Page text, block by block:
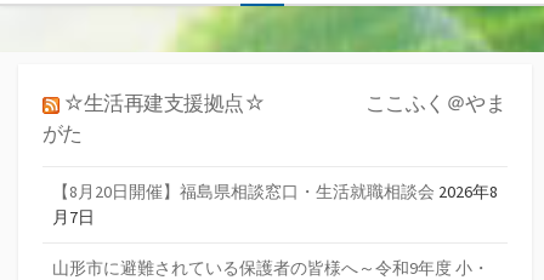
☆生活再建支援拠点☆ ここふく＠やま
がた
【8月20日開催】福島県相談窓口・生活就職相談会 2026年8
月7日
山形市に避難されている保護者の皆様へ～令和9年度 小・